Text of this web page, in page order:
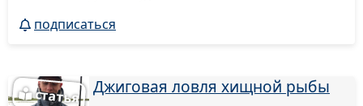
подписаться
Джиговая ловля хищной рыбы